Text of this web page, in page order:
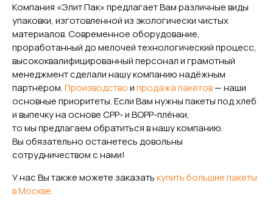
Компания «Элит Пак» предлагает Вам различные виды
упаковки, изготовленной из экологически чистых
материалов. Современное оборудование,
проработанный до мелочей технологический процесс,
высококвалифицированный персонал и грамотный
менеджмент сделали нашу компанию надёжным
партнёром.Производствоипродажа пакетов— наши
основные приоритеты. Если Вам нужны пакеты под хлеб
и выпечку на основе CPP- и BOPP-плёнки,
то мы предлагаем обратиться в нашу компанию.
Вы обязательно останетесь довольны
сотрудничеством с нами!
У нас Вы также можете заказатькупить большие пакеты
в Москве.